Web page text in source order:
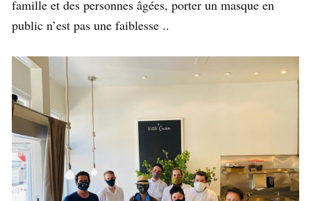
famille et des personnes âgées, porter un masque en
public n’est pas une faiblesse ..